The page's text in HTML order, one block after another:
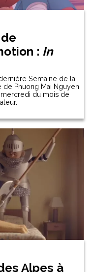
: In
Semaine de la
Phuong Mai Nguyen
du mois de
Alpes à